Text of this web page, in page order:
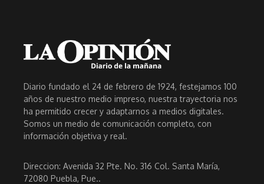
Diario fundado el 24 de febrero de 1924, festejamos 100
años de nuestro medio impreso, nuestra trayectoria nos
ha permitido crecer y adaptarnos a medios digitales.
Somos un medio de comunicación completo, con
información objetiva y real.
Direccion: Avenida 32 Pte. No. 316 Col. Santa María,
72080 Puebla, Pue..